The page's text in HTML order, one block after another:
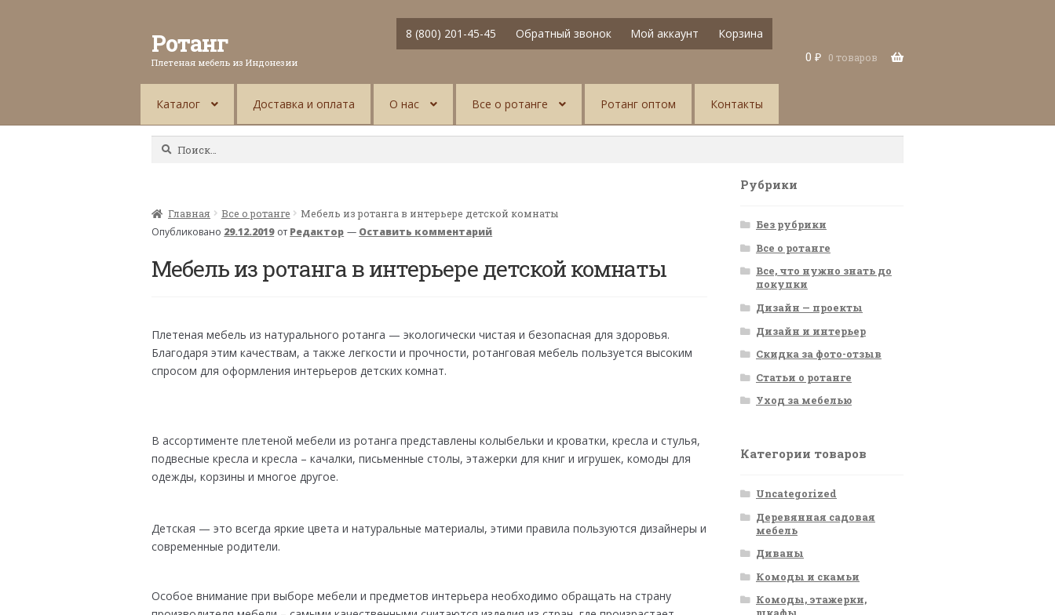
Ротанг
Плетеная мебель из Индонезии
8 (800) 201-45-45 Обратный звонок Мой аккаунт
Корзина
0 ₽ 0 товаров
Каталог Доставка и оплата О нас Все о ротанге Ротанг оптом Контакты
Найти:
Главная Все о ротанге Мебель из ротанга в интерьере детской комнаты
Опубликовано 29.12.2019 от Редактор — Оставить комментарий
Мебель из ротанга в интерьере детской комнаты
Плетеная мебель из натурального ротанга — экологически чистая и безопасная для здоровья.
Благодаря этим качествам, а также легкости и прочности, ротанговая мебель пользуется высоким
спросом для оформления интерьеров детских комнат.
В ассортименте плетеной мебели из ротанга представлены колыбельки и кроватки, кресла и стулья,
подвесные кресла и кресла – качалки, письменные столы, этажерки для книг и игрушек, комоды для
одежды, корзины и многое другое.
Детская — это всегда яркие цвета и натуральные материалы, этими правила пользуются дизайнеры и
современные родители.
Особое внимание при выборе мебели и предметов интерьера необходимо обращать на страну
Рубрики
Без рубрики
Все о ротанге
Все, что нужно знать до
покупки
Дизайн — проекты
Дизайн и интерьер
Скидка за фото-отзыв
Статьи о ротанге
Уход за мебелью
Категории товаров
Uncategorized
Деревянная садовая
мебель
Диваны
Комоды и скамьи
Комоды, этажерки,